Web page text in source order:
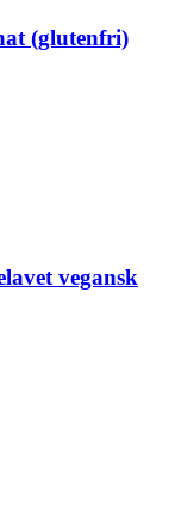
(glutenfri)
vegansk